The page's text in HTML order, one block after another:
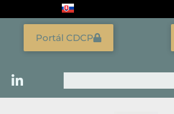
Vyhľadať
Portál CDCP